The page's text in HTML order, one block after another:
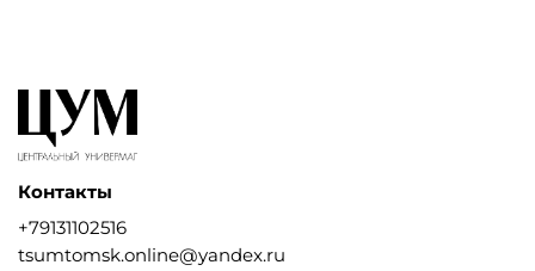
Контакты
+79131102516
tsumtomsk.online@yandex.ru